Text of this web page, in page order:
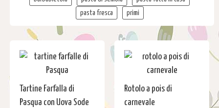
pasta fresca
primi
Tartine Farfalla di
Pasqua con Uova Sode
Rotolo a pois di
carnevale